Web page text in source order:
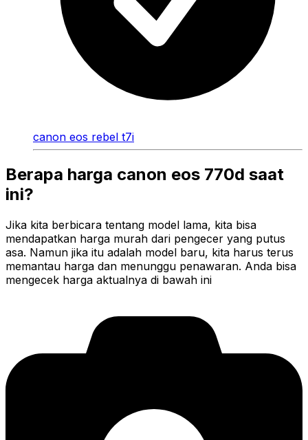
canon eos rebel t7i
Berapa harga canon eos 770d saat
ini?
Jika kita berbicara tentang model lama, kita bisa
mendapatkan harga murah dari pengecer yang putus
asa. Namun jika itu adalah model baru, kita harus terus
memantau harga dan menunggu penawaran. Anda bisa
mengecek harga aktualnya di bawah ini